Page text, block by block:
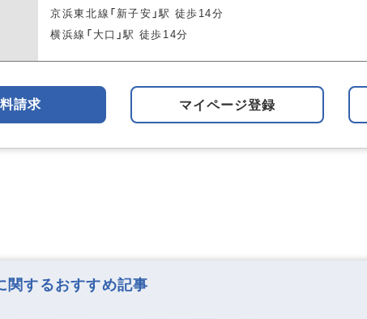
京浜東北線「新子安」駅 徒歩14分
横浜線「大口」駅 徒歩14分
請求 マイページ登録
関するおすすめ記事